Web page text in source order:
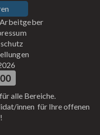
alle Bereiche.
innen für Ihre offenen